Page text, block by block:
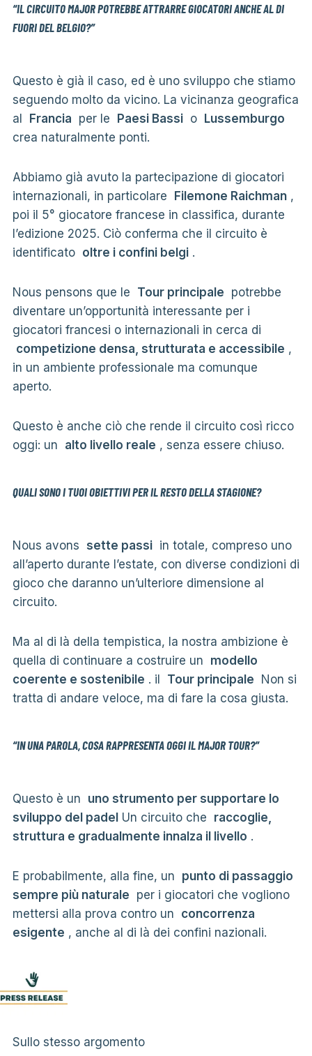
“IL CIRCUITO MAJOR POTREBBE ATTRARRE GIOCATORI ANCHE AL DI
FUORI DEL BELGIO?”
Questo è già il caso, ed è uno sviluppo che stiamo
seguendo molto da vicino. La vicinanza geografica
al Francia per le Paesi Bassio Lussemburgo
crea naturalmente ponti.
Abbiamo già avuto la partecipazione di giocatori
internazionali, in particolare Filemone Raichman,
poi il 5° giocatore francese in classifica, durante
l’edizione 2025. Ciò conferma che il circuito è
identificato oltre i confini belgi.
Nous pensons que le Tour principale potrebbe
diventare un’opportunità interessante per i
giocatori francesi o internazionali in cerca di
competizione densa, strutturata e accessibile ,
in un ambiente professionale ma comunque
aperto.
Questo è anche ciò che rende il circuito così ricco
oggi: un alto livello reale , senza essere chiuso.
QUALI SONO I TUOI OBIETTIVI PER IL RESTO DELLA STAGIONE?
Nous avons sette passiin totale, compreso uno
all’aperto durante l’estate, con diverse condizioni di
gioco che daranno un’ulteriore dimensione al
circuito.
Ma al di là della tempistica, la nostra ambizione è
quella di continuare a costruire un modello
coerente e sostenibile . il Tour principale Non si
tratta di andare veloce, ma di fare la cosa giusta.
“IN UNA PAROLA, COSA RAPPRESENTA OGGI IL MAJOR TOUR?”
Questo è un uno strumento per supportare lo
sviluppo del padelUn circuito che raccoglie,
struttura e gradualmente innalza il livello .
E probabilmente, alla fine, un punto di passaggio
sempre più naturale per i giocatori che vogliono
mettersi alla prova contro un concorrenza
esigente , anche al di là dei confini nazionali.
Sullo stesso argomento